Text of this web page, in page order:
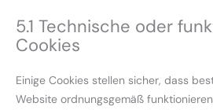
5.1 Technische oder
Cookies
Einige Cookies stellen sicher, dass
Website ordnungsgemäß